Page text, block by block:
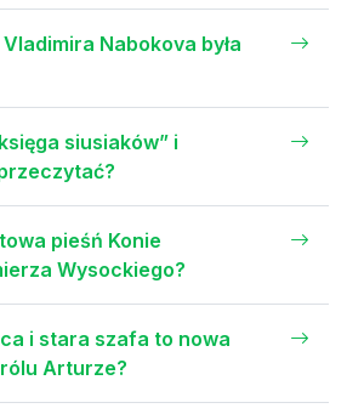
Nabokova była
siusiaków” i
pieśń Konie
Wysockiego?
i stara szafa to nowa
Arturze?